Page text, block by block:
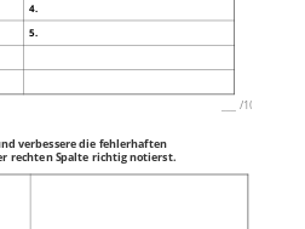
4.
5.
/10P
verbessere die fehlerhaften
rechten Spalte richtig notierst.